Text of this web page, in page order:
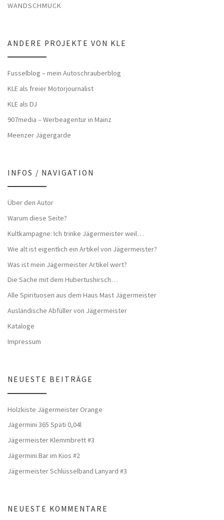
WANDSCHMUCK
ANDERE PROJEKTE VON KLE
Fusselblog – mein Autoschrauberblog
KLE als freier Motorjournalist
KLE als DJ
907media – Werbeagentur in Mainz
Meenzer Jägergarde
INFOS / NAVIGATION
Über den Autor
Warum diese Seite?
Kultkampagne: Ich trinke Jägermeister weil…
Wie alt ist eigentlich ein Artikel von Jägermeister?
Was ist mein Jägermeister Artikel wert?
Die Sache mit dem Hubertushirsch…
Alle Spirituosen aus dem Haus Mast Jägermeister
Ausländische Abfüller von Jägermeister
Kataloge
Impressum
NEUESTE BEITRÄGE
Holzkiste Jägermeister Orange
Jägermini 365 Späti 0,04l
Jägermeister Klemmbrett #3
Jägermini Bar im Kios #2
Jägermeister Schlüsselband Lanyard #3
NEUESTE KOMMENTARE